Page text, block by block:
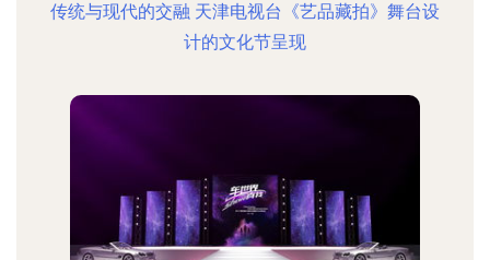
传统与现代的交融 天津电视台《艺品藏拍》舞台设
计的文化节呈现